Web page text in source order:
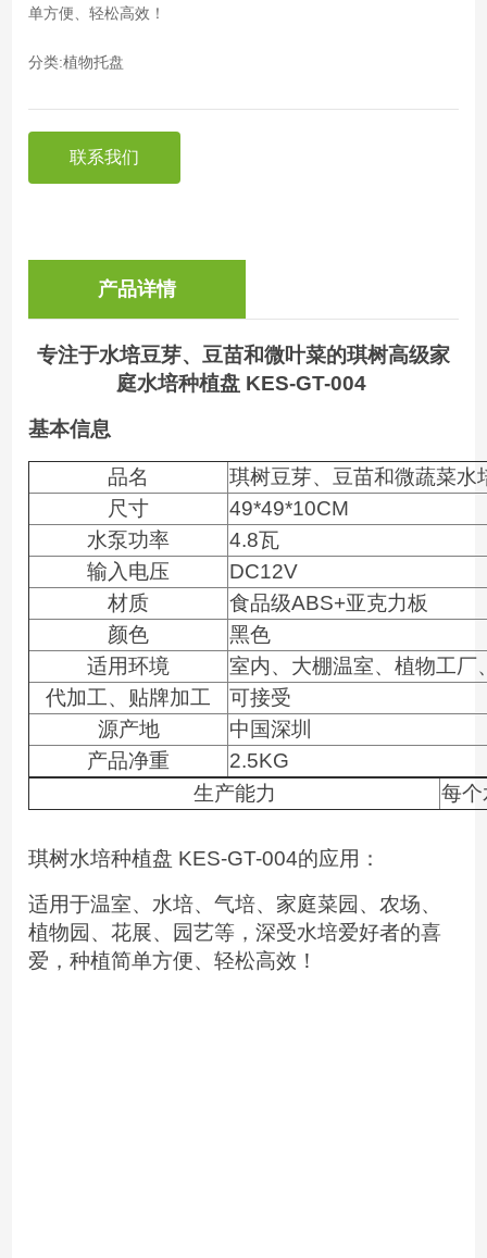
单方便、轻松高效！
分类:植物托盘
联系我们
产品详情
专注于水培豆芽、豆苗和微叶菜的琪树高级家
庭水培种植盘 KES-GT-004
基本信息
品名
琪树豆芽、豆苗和微蔬菜水
尺寸
49*49*10CM
水泵功率
4.8瓦
输入电压
DC12V
材质
食品级ABS+亚克力板
颜色
黑色
适用环境
室内、大棚温室、植物工
代加工、贴牌加工
可接受
源产地
中国深圳
产品净重
2.5KG
生产能力
每
琪树水培种植盘 KES-GT-004的应用：
适用于温室、水培、气培、家庭菜园、农场、
植物园、花展、园艺等，深受水培爱好者的喜
爱，种植简单方便、轻松高效！